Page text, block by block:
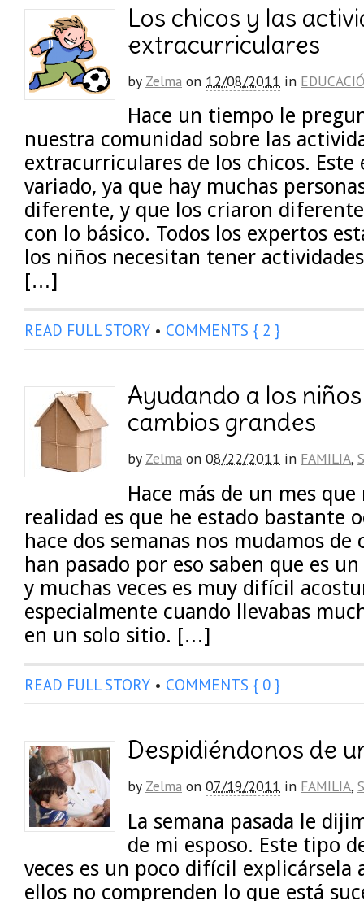
Los chicos y las
extracurriculares
by Zelma on 12/08/2011 in
Hace un tiempo le
nuestra comunidad sobre las
extracurriculares de los chicos. Este
variado, ya que hay muchas
diferente, y que los criaron
con lo básico. Todos los expertos
los niños necesitan tener
[…]
READ FULL STORY • COMMENTS { 2 }
Ayudando a los
cambios grandes
by Zelma on 08/22/2011 in FAMILIA,
Hace más de un mes
realidad es que he estado bastante
hace dos semanas nos mudamos de
han pasado por eso saben que es
y muchas veces es muy difícil
especialmente cuando llevabas
en un solo sitio. […]
READ FULL STORY • COMMENTS { 0 }
Despidiéndonos de
by Zelma on 07/19/2011 in FAMILIA,
La semana pasada le
de mi esposo. Este tipo
veces es un poco difícil explicársela
ellos no comprenden lo que está